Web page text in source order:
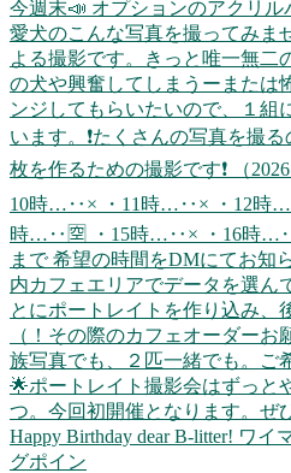
Happy Birthday dear B-litter! ワ
グポイン